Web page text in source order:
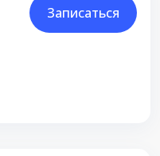
Записаться